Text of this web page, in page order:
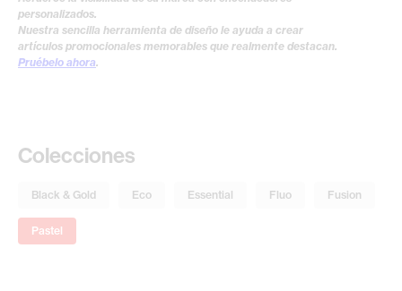
personalizados.
Nuestra sencilla herramienta de diseño le ayuda a crear
artículos promocionales memorables que realmente destacan.
Pruébelo ahora.
Colecciones
Black & Gold Eco Essential Fluo Fusion
Pastel